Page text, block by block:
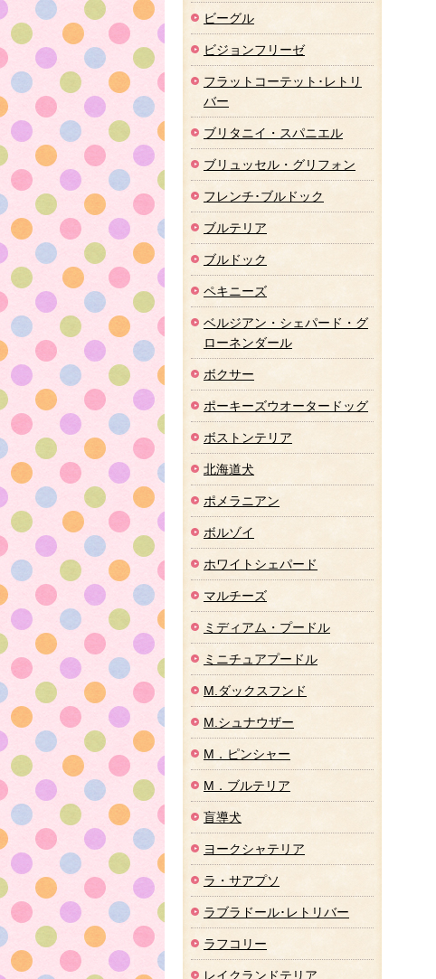
ビーグル
ビジョンフリーゼ
フラットコーテット･レトリ
バー
ブリタニイ・スパニエル
ブリュッセル・グリフォン
フレンチ･ブルドック
ブルテリア
ブルドック
ペキニーズ
ベルジアン・シェパード・グ
ローネンダール
ボクサー
ポーキーズウオータードッグ
ボストンテリア
北海道犬
ポメラニアン
ボルゾイ
ホワイトシェパード
マルチーズ
ミディアム・プードル
ミニチュアプードル
M.ダックスフンド
M.シュナウザー
M．ピンシャー
M．ブルテリア
盲導犬
ヨークシャテリア
ラ・サアプソ
ラブラドール･レトリバー
ラフコリー
レイクランドテリア